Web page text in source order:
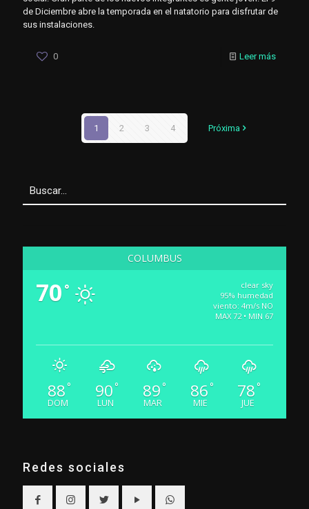
de Diciembre abre la temporada en el natatorio para disfrutar de
sus instalaciones.
0 Leer más
1 2 3 4 Próxima
COLUMBUS
70 °
clear sky
95% humedad
viento: 4m/s NO
MAX 72 • MIN 67
88 °
DOM
90 °
LUN
89 °
MAR
86 °
MIE
78 °
JUE
Redes sociales